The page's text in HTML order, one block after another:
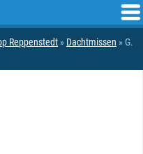
Reppenstedt » Dachtmissen » G.